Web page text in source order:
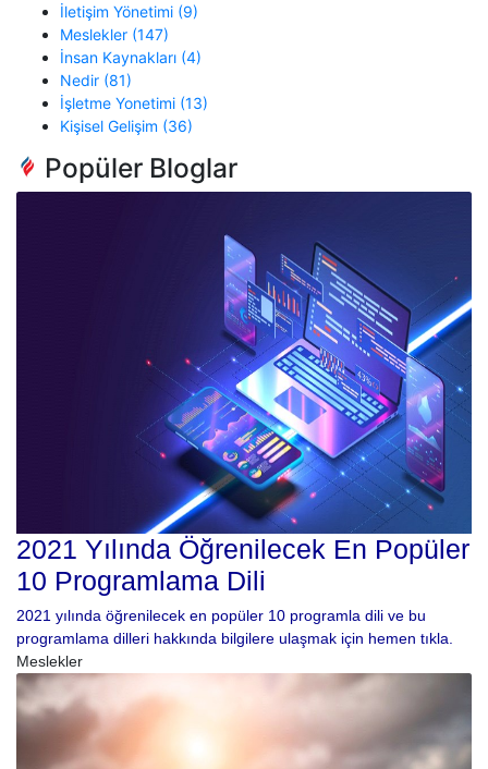
İletişim Yönetimi (9)
Meslekler (147)
İnsan Kaynakları (4)
Nedir (81)
İşletme Yonetimi (13)
Kişisel Gelişim (36)
Popüler Bloglar
2021 Yılında Öğrenilecek En Popüler
10 Programlama Dili
2021 yılında öğrenilecek en popüler 10 programla dili ve bu
programlama dilleri hakkında bilgilere ulaşmak için hemen tıkla.
Meslekler